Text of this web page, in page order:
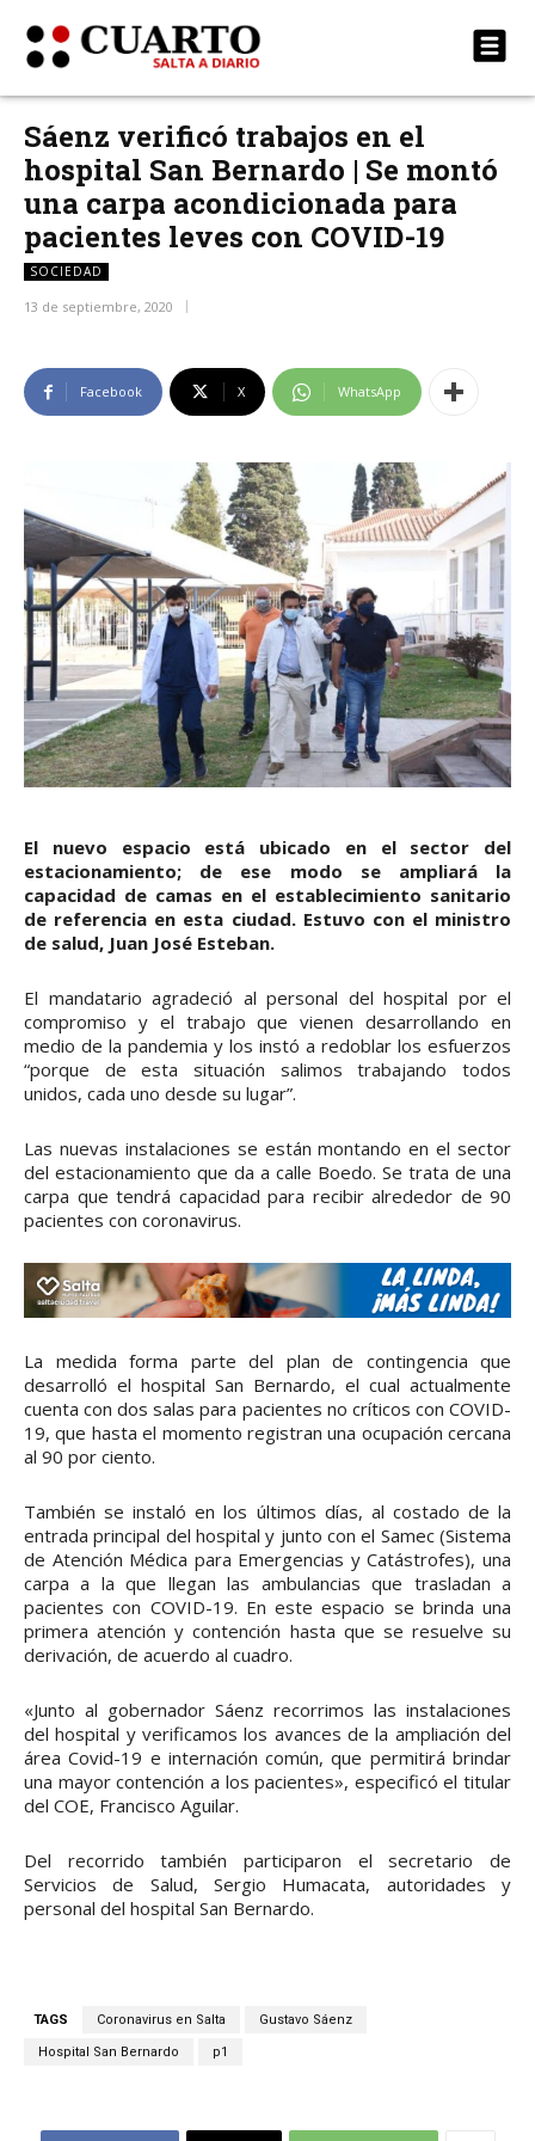
Sáenz verificó trabajos en el
hospital San Bernardo | Se montó
una carpa acondicionada para
pacientes leves con COVID-19
SOCIEDAD
13 de septiembre, 2020
Facebook X WhatsApp
El nuevo espacio está ubicado en el sector del
estacionamiento; de ese modo se ampliará la
capacidad de camas en el establecimiento sanitario
de referencia en esta ciudad. Estuvo con el ministro
de salud, Juan José Esteban.
El mandatario agradeció al personal del hospital por el
compromiso y el trabajo que vienen desarrollando en
medio de la pandemia y los instó a redoblar los esfuerzos
“porque de esta situación salimos trabajando todos
unidos, cada uno desde su lugar”.
Las nuevas instalaciones se están montando en el sector
del estacionamiento que da a calle Boedo. Se trata de una
carpa que tendrá capacidad para recibir alrededor de 90
pacientes con coronavirus.
La medida forma parte del plan de contingencia que
desarrolló el hospital San Bernardo, el cual actualmente
cuenta con dos salas para pacientes no críticos con COVID-
19, que hasta el momento registran una ocupación cercana
al 90 por ciento.
También se instaló en los últimos días, al costado de la
entrada principal del hospital y junto con el Samec (Sistema
de Atención Médica para Emergencias y Catástrofes), una
carpa a la que llegan las ambulancias que trasladan a
pacientes con COVID-19. En este espacio se brinda una
primera atención y contención hasta que se resuelve su
derivación, de acuerdo al cuadro.
«Junto al gobernador Sáenz recorrimos las instalaciones
del hospital y verificamos los avances de la ampliación del
área Covid-19 e internación común, que permitirá brindar
una mayor contención a los pacientes», especificó el titular
del COE, Francisco Aguilar.
Del recorrido también participaron el secretario de
Servicios de Salud, Sergio Humacata, autoridades y
personal del hospital San Bernardo.
TAGS Coronavirus en Salta Gustavo Sáenz
Hospital San Bernardo p1